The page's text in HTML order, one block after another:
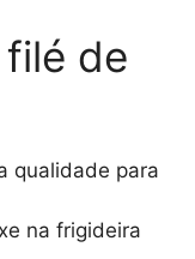
de
qualidade para
na frigideira